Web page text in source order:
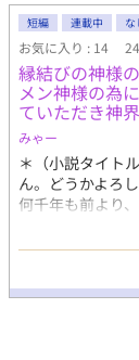
でいくのが長く
ジレジレになり
い頂けましたら
めっちゃ先にな
予告なく入れま
ら、優しく御報
ますと嬉しいで
作ってもらった
す。
短編 連載中 な
お気に入り : 14
縁結びの神様
メン神様の為
ていただき神
みゃー
＊（小説タイト
ん。どうかよろ
何千年も前より
月を経た古道具
らしい。 そして
そばに八百万の
至急、イケメン
く、グルメあり
ルメなイケメン